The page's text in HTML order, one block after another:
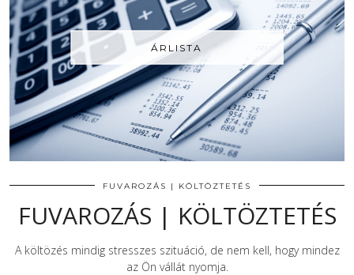
ÁRLISTA
FUVAROZÁS | KÖLTÖZTETÉS
FUVAROZÁS | KÖLTÖZTETÉS
A költözés mindig stresszes szituáció, de nem kell, hogy mindez
az Ön vállát nyomja.